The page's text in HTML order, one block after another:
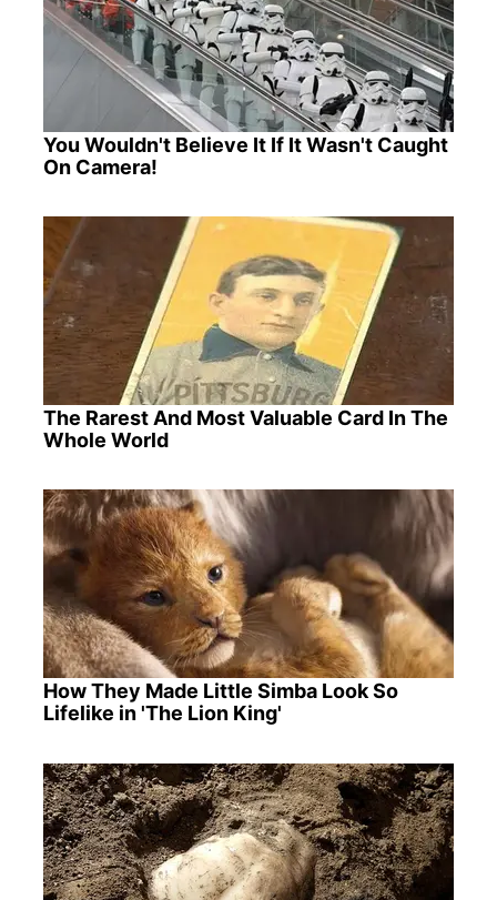
You Wouldn't Believe It If It Wasn't Caught
On Camera!
The Rarest And Most Valuable Card In The
Whole World
How They Made Little Simba Look So
Lifelike in 'The Lion King'